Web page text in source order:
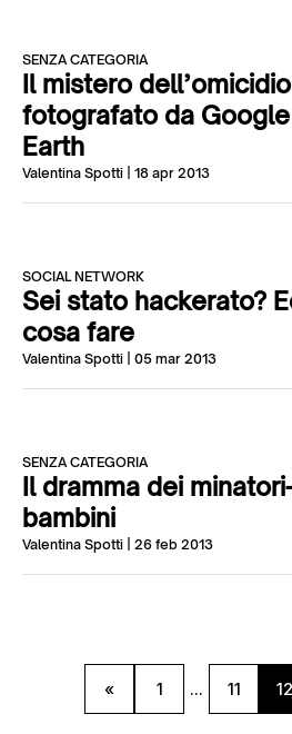
SENZA CATEGORIA
Il mistero dell’omicidio
fotografato da Google
Earth
Valentina Spotti | 18 apr 2013
SOCIAL NETWORK
Sei stato hackerato?
cosa fare
Valentina Spotti | 05 mar 2013
SENZA CATEGORIA
Il dramma dei
bambini
Valentina Spotti | 26 feb 2013
« 1 ... 11 12